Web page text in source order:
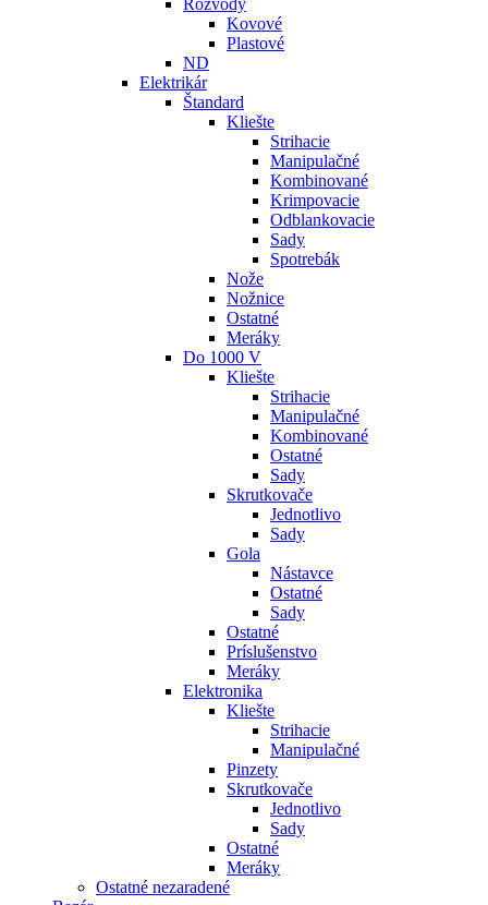
Rozvody
Kovové
Plastové
ND
Elektrikár
Štandard
Kliešte
Strihacie
Manipulačné
Kombinované
Krimpovacie
Odblankovacie
Sady
Spotrebák
Nože
Nožnice
Ostatné
Meráky
Do 1000 V
Kliešte
Strihacie
Manipulačné
Kombinované
Ostatné
Sady
Skrutkovače
Jednotlivo
Sady
Gola
Nástavce
Ostatné
Sady
Ostatné
Príslušenstvo
Meráky
Elektronika
Kliešte
Strihacie
Manipulačné
Pinzety
Skrutkovače
Jednotlivo
Sady
Ostatné
Meráky
Ostatné nezaradené